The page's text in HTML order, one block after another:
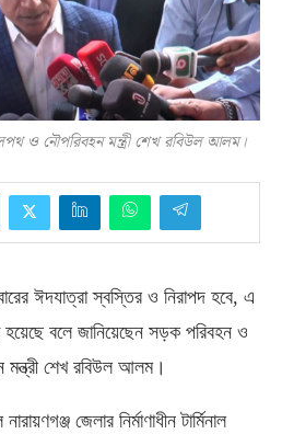
ও নৌপরিবহন মন্ত্রী শেখ রবিউল আলম।
ঈদযাত্রা স্বস্তির ও নিরাপদ হবে, এ
বলে জানিয়েছেন সড়ক পরিবহন ও
শেখ রবিউল আলম।
জেলার নির্মাণাধীন টার্মিনাল